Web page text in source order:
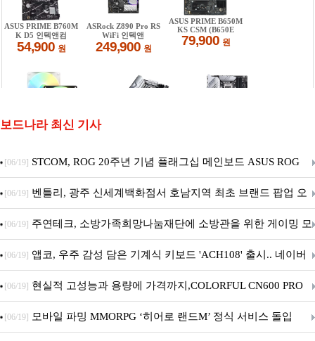
보드나라 최신 기사
[06/19] STCOM, ROG 20주년 기념 플래그십 메인보드 ASUS ROG
Crosshair X870E EDITION 20 국내 출시 예정
[06/19] 벤틀리, 광주 신세계백화점서 호남지역 최초 브랜드 팝업 오
픈
[06/19] 주연테크, 소방가족희망나눔재단에 소방관을 위한 게이밍 모
니터·스마트 펫 침대 기부
[06/19] 앱코, 우주 감성 담은 기계식 키보드 'ACH108' 출시.. 네이버
브랜드데이 기획전 진행
[06/19] 현실적 고성능과 용량에 가격까지,COLORFUL CN600 PRO
M.2 NVMe 디앤디컴 1TB
[06/19] 모바일 파밍 MMORPG ‘히어로 랜드M’ 정식 서비스 돌입